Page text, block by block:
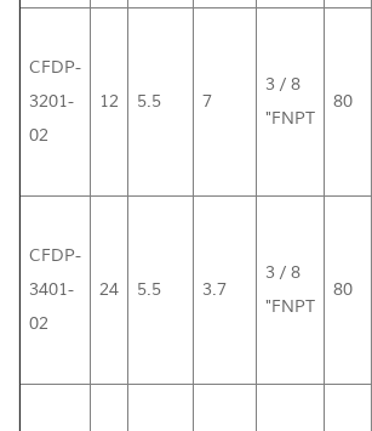
CFDP-
3201-
02
12 5.5 7
3 / 8
"FNPT
80
CFDP-
3401-
02
24 5.5 3.7
3 / 8
"FNPT
80